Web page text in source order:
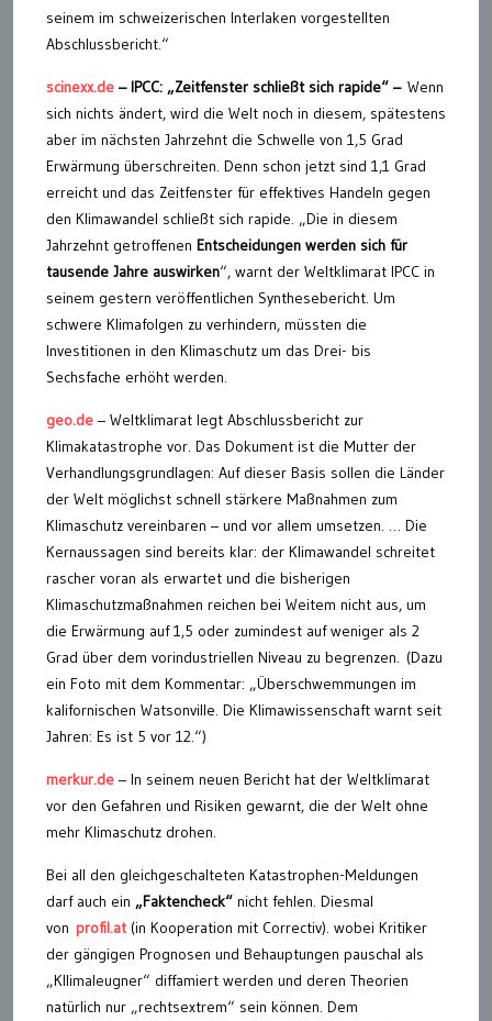
seinem im schweizerischen Interlaken vorgestellten
Abschlussbericht.“
scinexx.de – IPCC: „Zeitfenster schließt sich rapide“ – Wenn
sich nichts ändert, wird die Welt noch in diesem, spätestens
aber im nächsten Jahrzehnt die Schwelle von 1,5 Grad
Erwärmung überschreiten. Denn schon jetzt sind 1,1 Grad
erreicht und das Zeitfenster für effektives Handeln gegen
den Klimawandel schließt sich rapide. „Die in diesem
Jahrzehnt getroffenen Entscheidungen werden sich für
tausende Jahre auswirken“, warnt der Weltklimarat IPCC in
seinem gestern veröffentlichen Synthesebericht. Um
schwere Klimafolgen zu verhindern, müssten die
Investitionen in den Klimaschutz um das Drei- bis
Sechsfache erhöht werden.
geo.de – Weltklimarat legt Abschlussbericht zur
Klimakatastrophe vor. Das Dokument ist die Mutter der
Verhandlungsgrundlagen: Auf dieser Basis sollen die Länder
der Welt möglichst schnell stärkere Maßnahmen zum
Klimaschutz vereinbaren – und vor allem umsetzen. … Die
Kernaussagen sind bereits klar: der Klimawandel schreitet
rascher voran als erwartet und die bisherigen
Klimaschutzmaßnahmen reichen bei Weitem nicht aus, um
die Erwärmung auf 1,5 oder zumindest auf weniger als 2
Grad über dem vorindustriellen Niveau zu begrenzen. (Dazu
ein Foto mit dem Kommentar: „Überschwemmungen im
kalifornischen Watsonville. Die Klimawissenschaft warnt seit
Jahren: Es ist 5 vor 12.“)
merkur.de – In seinem neuen Bericht hat der Weltklimarat
vor den Gefahren und Risiken gewarnt, die der Welt ohne
mehr Klimaschutz drohen.
Bei all den gleichgeschalteten Katastrophen-Meldungen
darf auch ein „Faktencheck“ nicht fehlen. Diesmal
von profil.at(in Kooperation mit Correctiv). wobei Kritiker
der gängigen Prognosen und Behauptungen pauschal als
„Kllimaleugner“ diffamiert werden und deren Theorien
natürlich nur „rechtsextrem“ sein können. Dem